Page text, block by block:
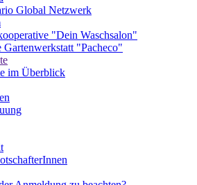
Global Netzwerk
"Dein Waschsalon"
Gartenwerkstatt "Pacheco"
im Überblick